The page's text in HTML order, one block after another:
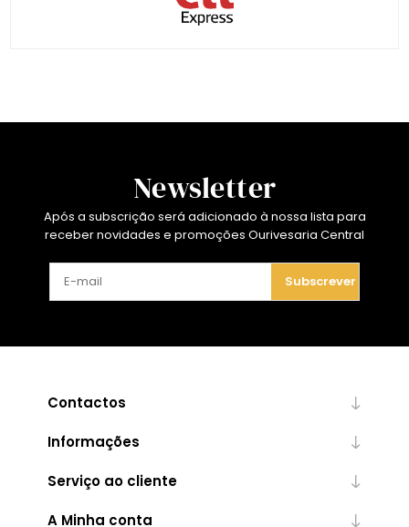
Newsletter
Após a subscrição será adicionado à nossa lista para
receber novidades e promoções Ourivesaria Central
Subscrever
Contactos
Informações
Serviço ao cliente
A Minha conta